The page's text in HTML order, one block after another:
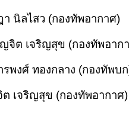
นิลไสว (กองทัพอากาศ)
ญจิต เจริญสุข (กองทัพอาก
พงศ์ ทองกลาง (กองทัพบ
เจริญสุข (กองทัพอากาศ)